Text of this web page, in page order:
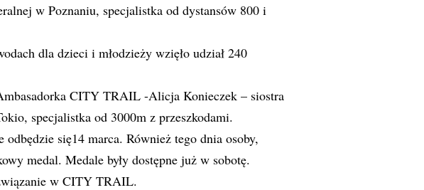
w Poznaniu, specjalistka od dystansów 800 i
dla dzieci i młodzieży wzięło udział 240
CITY TRAIL -Alicja Konieczek – siostra
specjalistka od 3000m z przeszkodami.
się14 marca. Również tego dnia osoby,
medal. Medale były dostępne już w sobotę.
w CITY TRAIL.